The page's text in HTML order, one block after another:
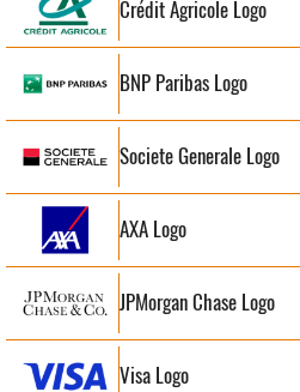
Crédit Agricole Logo
BNP Paribas Logo
Societe Generale Logo
AXA Logo
JPMorgan Chase Logo
Visa Logo